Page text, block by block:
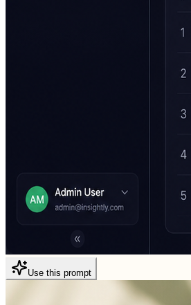
Use this prompt